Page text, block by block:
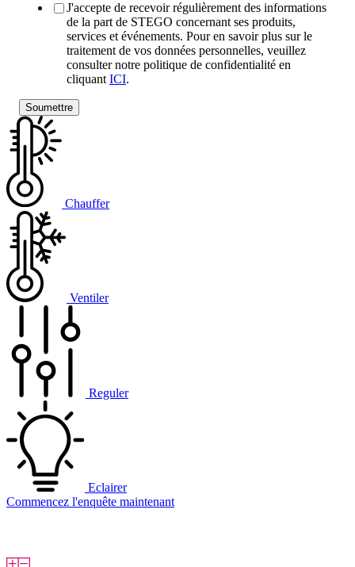
J'accepte de recevoir régulièrement des informations
de la part de STEGO concernant ses produits,
services et événements. Pour en savoir plus sur le
traitement de vos données personnelles, veuillez
consulter notre politique de confidentialité en
cliquant ICI.
Chauffer
Ventiler
Reguler
Eclairer
Commencez l'enquête maintenant